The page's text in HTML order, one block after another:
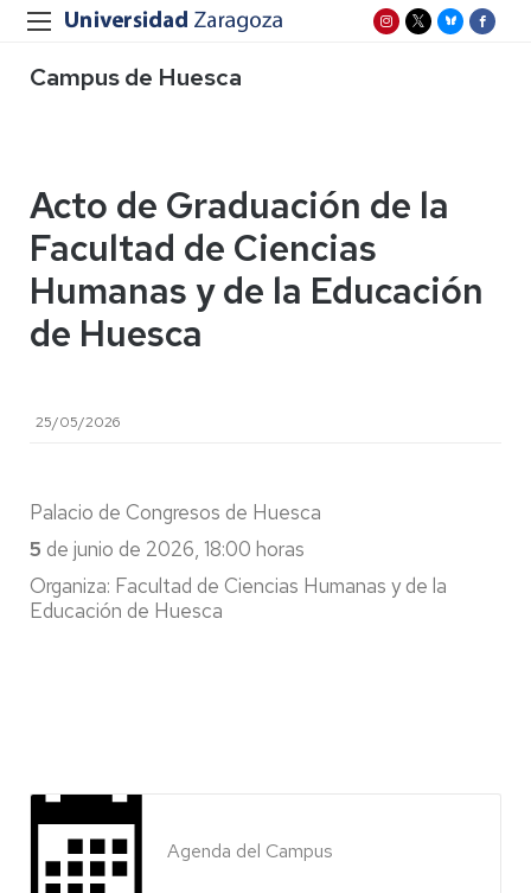
Campus de Huesca
Acto de Graduación de la
Facultad de Ciencias
Humanas y de la Educación
de Huesca
25/05/2026
Palacio de Congresos de Huesca
5 de junio de 2026, 18:00 horas
Organiza: Facultad de Ciencias Humanas y de la
Educación de Huesca
Agenda del Campus